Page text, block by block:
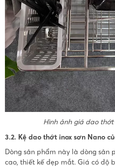
Hình ảnh giá dao
3.2. Kệ dao thớt inox sơn Nano
Dòng sản phẩm này là dòng sản
cao, thiết kế đẹp mắt. Giá có độ